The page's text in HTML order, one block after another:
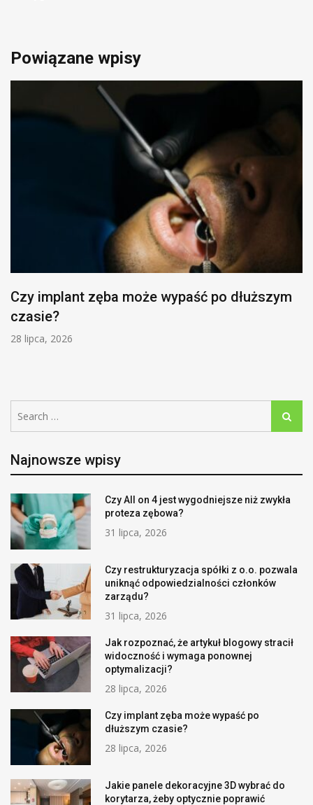
Powiązane wpisy
Czy implant zęba może wypaść po dłuższym
czasie?
28 lipca, 2026
for:
Search
Najnowsze wpisy
Czy All on 4 jest wygodniejsze niż zwykła
proteza zębowa?
31 lipca, 2026
Czy restrukturyzacja spółki z o.o. pozwala
uniknąć odpowiedzialności członków
zarządu?
31 lipca, 2026
Jak rozpoznać, że artykuł blogowy stracił
widoczność i wymaga ponownej
optymalizacji?
28 lipca, 2026
Czy implant zęba może wypaść po
dłuższym czasie?
28 lipca, 2026
Jakie panele dekoracyjne 3D wybrać do
korytarza, żeby optycznie poprawić